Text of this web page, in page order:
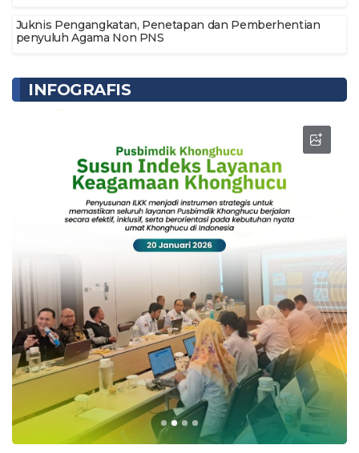
Juknis Pengangkatan, Penetapan dan Pemberhentian
penyuluh Agama Non PNS
INFOGRAFIS